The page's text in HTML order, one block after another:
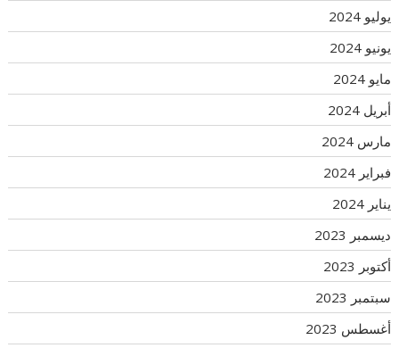
يوليو 2024
يونيو 2024
مايو 2024
أبريل 2024
مارس 2024
فبراير 2024
يناير 2024
ديسمبر 2023
أكتوبر 2023
سبتمبر 2023
أغسطس 2023